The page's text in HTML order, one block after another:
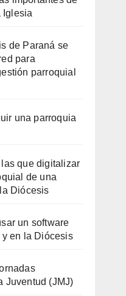
Iglesia
de Paraná se
para
parroquial
una parroquia
que digitalizar
de una
Diócesis
un software
en la Diócesis
Juventud (JMJ)